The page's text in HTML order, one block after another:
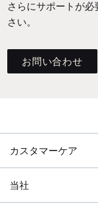
さらにサポートが
さい。
お問い合わせ
カスタマーケア
当社